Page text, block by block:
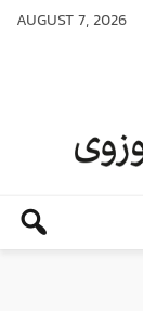
AUGUST 7, 2026